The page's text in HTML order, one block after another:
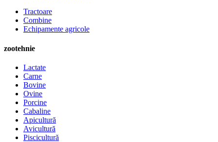
Tractoare
Combine
Echipamente agricole
zootehnie
Lactate
Carne
Bovine
Ovine
Porcine
Cabaline
Apicultură
Avicultură
Piscicultură